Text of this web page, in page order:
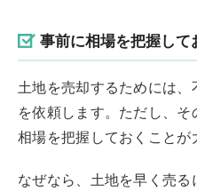
事前に相場を把握して
土地を売却するためには、
を依頼します。ただし、
相場を把握しておくことが
なぜなら、土地を早く売